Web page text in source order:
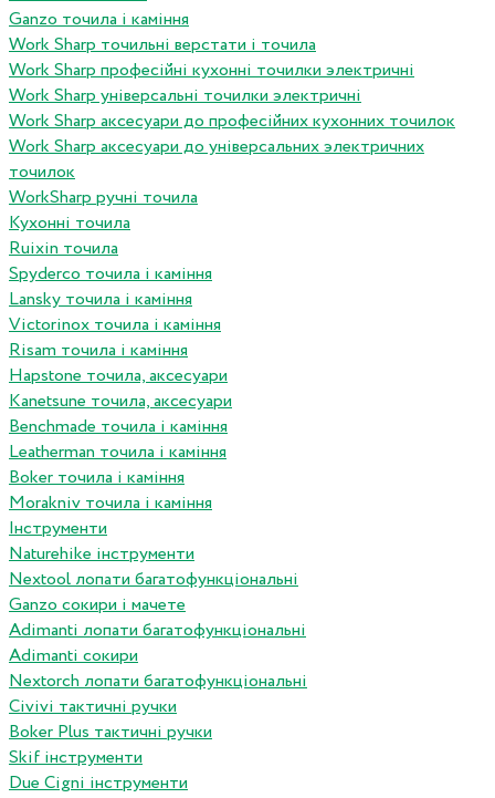
Ganzo точила і каміння
Work Sharp точильні верстати і точила
Work Sharp професiйнi кухоннi точилки электричнi
Work Sharp унiверсальнi точилки электричнi
Work Sharp аксесуари до професiйних кухонних точилок
Work Sharp аксесуари до унiверсальних электричних
точилок
WorkSharp ручні точила
Кухонні точила
Ruixin точила
Spyderco точила і каміння
Lansky точила і каміння
Victorinox точила і каміння
Risam точила і каміння
Hapstone точила, аксесуари
Kanetsune точила, аксесуари
Benchmade точила і каміння
Leatherman точила і каміння
Boker точила і каміння
Morakniv точила і каміння
Інструменти
Naturehike інструменти
Nextool лопати багатофункціональні
Ganzo сокири і мачете
Adimanti лопати багатофункціональні
Adimanti сокири
Nextorch лопати багатофункціональні
Сivivi тактичні ручки
Boker Plus тактичні ручки
Skif інструменти
Due Cigni інструменти